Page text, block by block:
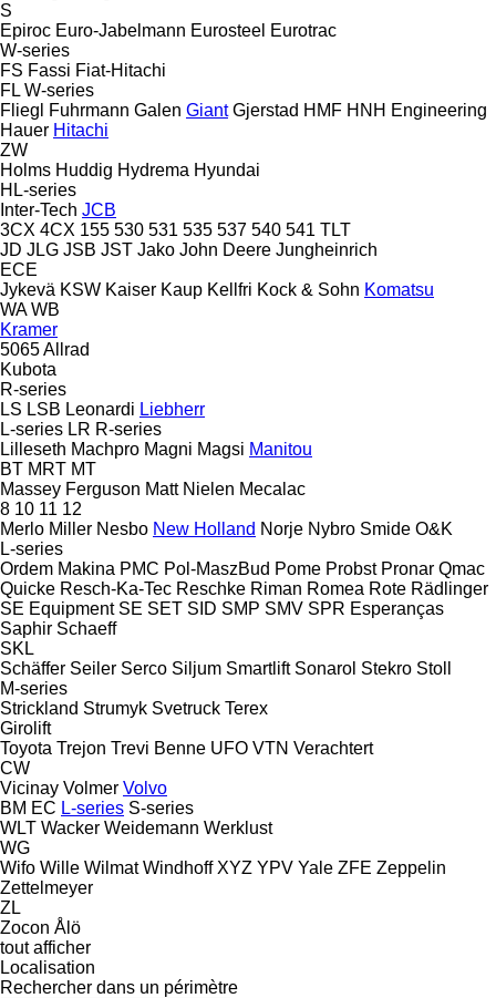
S
Epiroc Euro-Jabelmann Eurosteel Eurotrac
W-series
FS Fassi Fiat-Hitachi
FL W-series
Fliegl
Fuhrmann Galen Giant Gjerstad HMF HNH Engineering
Hauer Hitachi
ZW
Holms Huddig Hydrema Hyundai
HL-series
Inter-Tech JCB
3CX 4CX 155 530 531 535 537 540 541 TLT
JD JLG JSB JST Jako John Deere Jungheinrich
ECE
Jykevä KSW Kaiser Kaup Kellfri Kock & Sohn Komatsu
WA WB
Kramer
5065Allrad
Kubota
R-series
LS LSB Leonardi Liebherr
L-series LR R-series
Lilleseth Machpro Magni Magsi Manitou
BT MRT MT
Massey Ferguson Matt Nielen Mecalac
8 10 11 12
Merlo Miller Nesbo New Holland Norje Nybro Smide O&K
L-series
Ordem Makina PMC Pol-MaszBud Pome Probst Pronar Qmac
Quicke Resch-Ka-Tec Reschke Riman Romea Rote Rädlinger
SE Equipment SE SET SID SMP SMV SPR Esperanças
Saphir Schaeff
SKL
Schäffer Seiler Serco Siljum Smartlift Sonarol Stekro Stoll
M-series
Strickland Strumyk Svetruck Terex
Girolift
Toyota Trejon Trevi Benne UFO VTN Verachtert
CW
Vicinay Volmer Volvo
BM EC L-series S-series
WLT Wacker Weidemann Werklust
WG
Wifo Wille Wilmat Windhoff XYZ YPV Yale ZFE Zeppelin
Zettelmeyer
ZL
Zocon Ålö
tout afficher
Localisation
Rechercher dans un périmètre